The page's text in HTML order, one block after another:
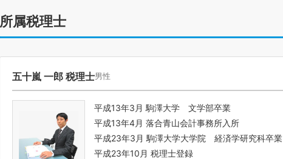
所属税理士
五十嵐 一郎 税理士男性
平成13年3月 駒澤大学 文学部卒業
平成13年4月 落合青山会計事務所入所
平成23年3月 駒澤大学大学院 経済学研究科卒業
平成23年10月 税理士登録